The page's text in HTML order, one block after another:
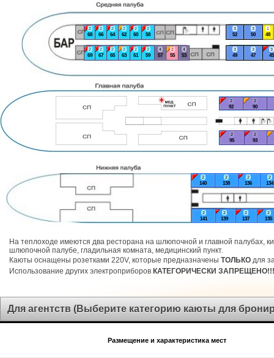
2
134
2
135
2
136
2
137
2
138
2
139
2
140
2
141
3
45
3
47
1
48
3
49
3
50
3
52
4
53
2
55
4
57
2
58
2
59
2
60
2
61
2
62
2
63
2
64
2
65
2
66
2
67
2
68
2
69
2
90
2
92
2
93
2
95
На теплоходе имеются два ресторана на шлюпочной и главной палубах,
шлюпочной палубе, гладильная комната, медицинский пункт.
Каюты оснащены розетками 220V, которые предназначены ТОЛЬКО для
Использование других электроприборов КАТЕГОРИЧЕСКИ ЗАПРЕЩЕНО!!!
Для агентств (Выберите категорию каюты для
Размещение и характеристика мест